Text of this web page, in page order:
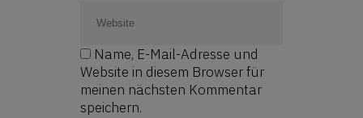
Name, E-Mail-Adresse und
Website in diesem Browser für
meinen nächsten Kommentar
speichern.